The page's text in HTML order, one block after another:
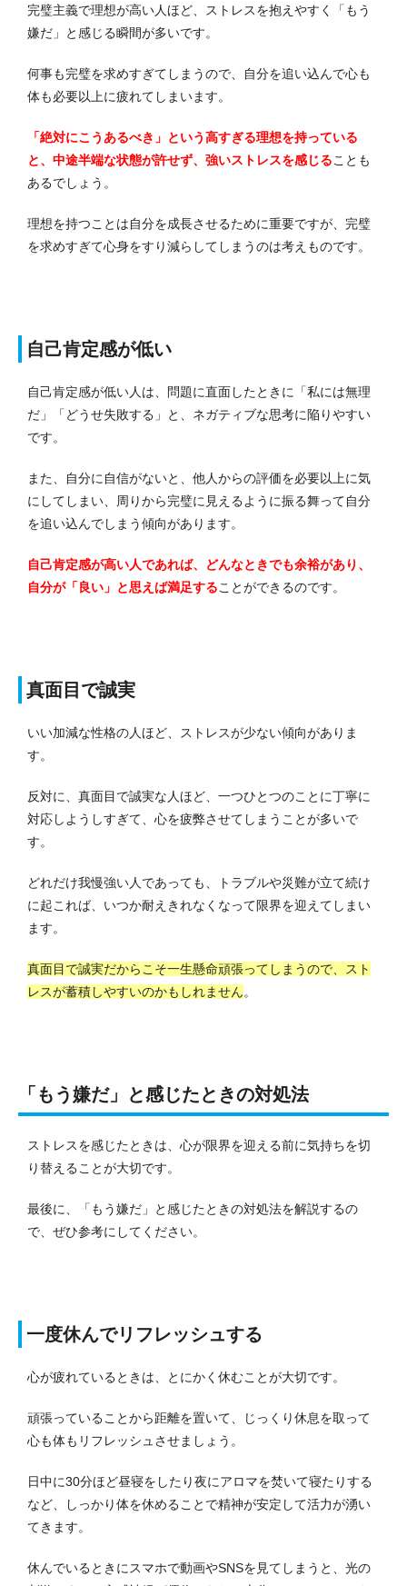
完璧主義で理想が高い人ほど、ストレスを抱えやすく「もう
嫌だ」と感じる瞬間が多いです。
何事も完璧を求めすぎてしまうので、自分を追い込んで心も
体も必要以上に疲れてしまいます。
「絶対にこうあるべき」という高すぎる理想を持っている
と、中途半端な状態が許せず、強いストレスを感じることも
あるでしょう。
理想を持つことは自分を成長させるために重要ですが、完璧
を求めすぎて心身をすり減らしてしまうのは考えものです。
自己肯定感が低い
自己肯定感が低い人は、問題に直面したときに「私には無理
だ」「どうせ失敗する」と、ネガティブな思考に陥りやすい
です。
また、自分に自信がないと、他人からの評価を必要以上に気
にしてしまい、周りから完璧に見えるように振る舞って自分
を追い込んでしまう傾向があります。
自己肯定感が高い人であれば、どんなときでも余裕があり、
自分が「良い」と思えば満足することができるのです。
真面目で誠実
いい加減な性格の人ほど、ストレスが少ない傾向がありま
す。
反対に、真面目で誠実な人ほど、一つひとつのことに丁寧に
対応しようしすぎて、心を疲弊させてしまうことが多いで
す。
どれだけ我慢強い人であっても、トラブルや災難が立て続け
に起これば、いつか耐えきれなくなって限界を迎えてしまい
ます。
真面目で誠実だからこそ一生懸命頑張ってしまうので、スト
レスが蓄積しやすいのかもしれません。
「もう嫌だ」と感じたときの対処法
ストレスを感じたときは、心が限界を迎える前に気持ちを切
り替えることが大切です。
最後に、「もう嫌だ」と感じたときの対処法を解説するの
で、ぜひ参考にしてください。
一度休んでリフレッシュする
心が疲れているときは、とにかく休むことが大切です。
頑張っていることから距離を置いて、じっくり休息を取って
心も体もリフレッシュさせましょう。
日中に30分ほど昼寝をしたり夜にアロマを焚いて寝たりする
など、しっかり体を休めることで精神が安定して活力が湧い
てきます。
休んでいるときにスマホで動画やSNSを見てしまうと、光の